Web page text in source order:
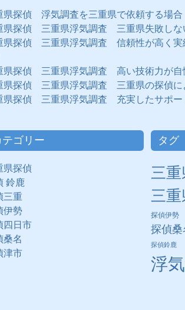
県探偵 浮気調査を三重県で依頼する場合
県探偵 三重県浮気調査 三重県失敗しな
県探偵 三重県浮気調査 信頼性が高く実
県探偵 三重県浮気調査 高い技術力が自
県探偵 三重県浮気調査 三重県の探偵に
県探偵 三重県浮気調査 充実したサポー
テゴリー
県探偵
鈴鹿
三重
伊勢
四日市
桑名
津市
タグ
三
三
探偵伊勢
探偵桑
探偵鈴鹿
浮